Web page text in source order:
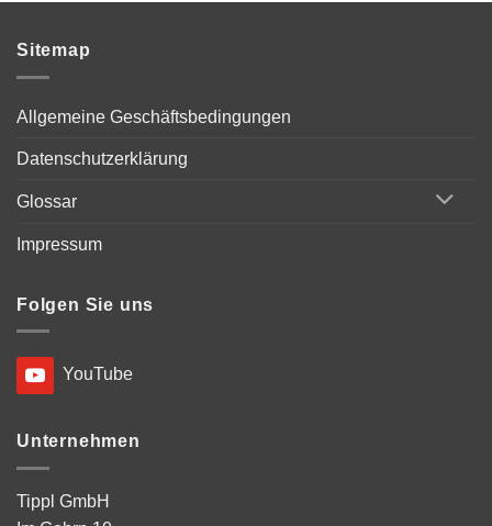
Sitemap
Allgemeine Geschäftsbedingungen
Datenschutzerklärung
Glossar
Impressum
Folgen Sie uns
YouTube
Unternehmen
Tippl GmbH